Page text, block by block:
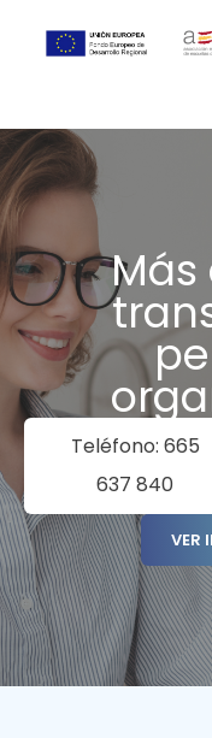
Más
Teléfono: 665
637 840
VER